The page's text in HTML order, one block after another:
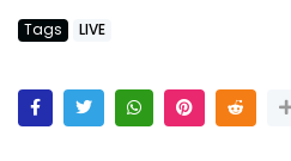
Tags LIVE